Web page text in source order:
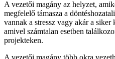
A vezetői magány az helyzet,
megfelelő támasza a
vannak a stressz vagy akár a siker
amivel számtalan esetben
projekteken.